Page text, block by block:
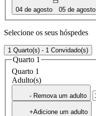
04 de agosto 05 de agosto
Selecione os seus hóspedes
1 Quarto(s) - 1 Convidado(s)
Quarto 1
Quarto 1
Adulto(s)
- Remova um adulto
+Adicione um adulto